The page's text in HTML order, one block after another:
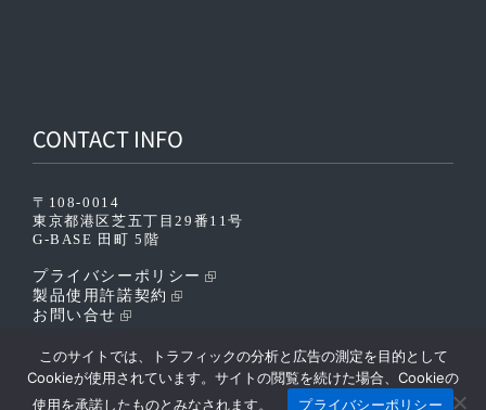
CONTACT INFO
〒108-0014
東京都港区芝五丁目29番11号
G-BASE 田町 5階
プライバシーポリシー
製品使用許諾契約
お問い合せ
このサイトでは、トラフィックの分析と広告の測定を目的として
Cookieが使用されています。サイトの閲覧を続けた場合、Cookieの
使用を承諾したものとみなされます。
プライバシーポリシー